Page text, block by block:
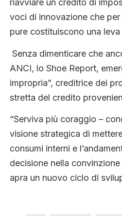
riavviare un credito di
voci di innovazione che
pure costituiscono una
Senza dimenticare che
ANCI, lo Shoe Report,
impropria”, creditrice dei
stretta del credito
“Serviva più coraggio –
visione strategica di
consumi interni e
decisione nella
apra un nuovo ciclo di